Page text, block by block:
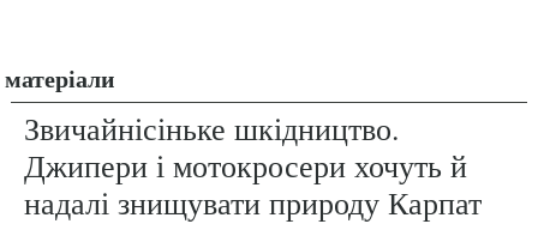
матеріали
Звичайнісіньке шкідництво.
Джипери і мотокросери хочуть й
надалі знищувати природу Карпат